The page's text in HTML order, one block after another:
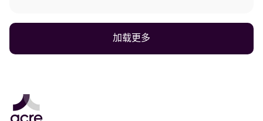
加载更多